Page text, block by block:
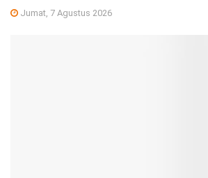
Jumat, 7 Agustus 2026